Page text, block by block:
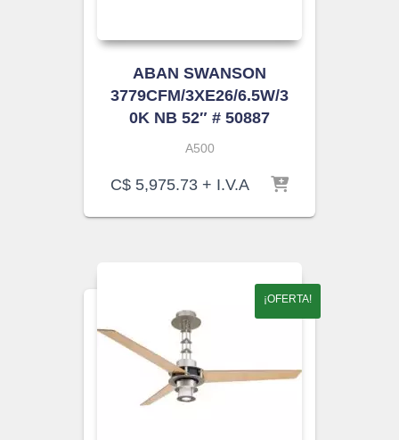
ABAN SWANSON
3779CFM/3XE26/6.5W/3
0K NB 52″ # 50887
A500
C$ 5,975.73 + I.V.A
¡OFERTA!